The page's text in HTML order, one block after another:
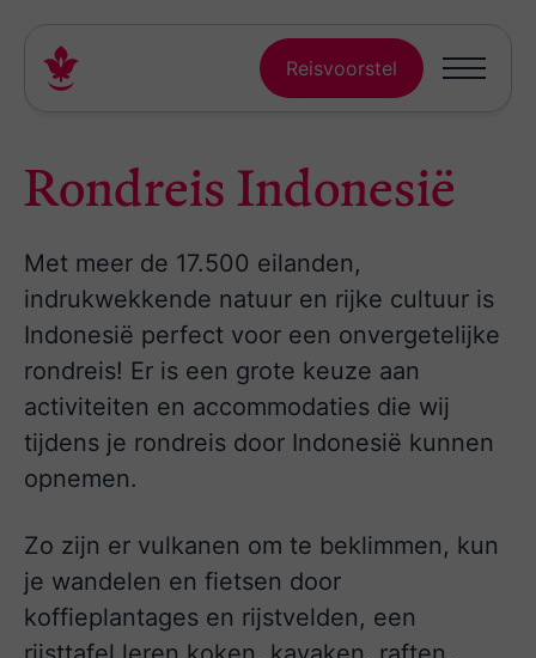
Reisvoorstel
Rondreis Indonesië
Met meer de 17.500 eilanden,
indrukwekkende natuur en rijke cultuur is
Indonesië perfect voor een onvergetelijke
rondreis! Er is een grote keuze aan
activiteiten en accommodaties die wij
tijdens je rondreis door Indonesië kunnen
opnemen.
Zo zijn er vulkanen om te beklimmen, kun
je wandelen en fietsen door
koffieplantages en rijstvelden, een